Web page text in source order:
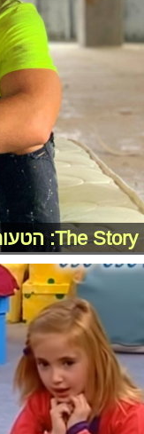
The Story: הטעות של קווין רובין